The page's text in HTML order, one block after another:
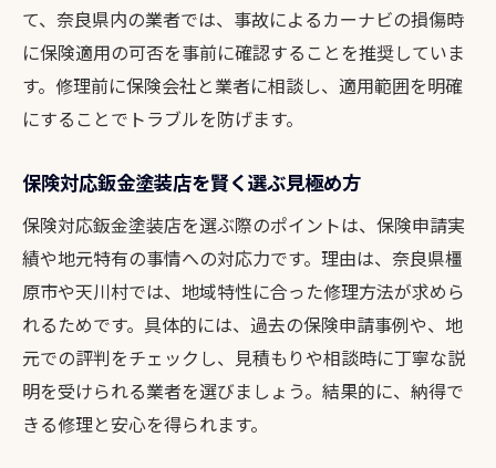
て、奈良県内の業者では、事故によるカーナビの損傷時
に保険適用の可否を事前に確認することを推奨していま
す。修理前に保険会社と業者に相談し、適用範囲を明確
にすることでトラブルを防げます。
保険対応鈑金塗装店を賢く選ぶ見極め方
保険対応鈑金塗装店を選ぶ際のポイントは、保険申請実
績や地元特有の事情への対応力です。理由は、奈良県橿
原市や天川村では、地域特性に合った修理方法が求めら
れるためです。具体的には、過去の保険申請事例や、地
元での評判をチェックし、見積もりや相談時に丁寧な説
明を受けられる業者を選びましょう。結果的に、納得で
きる修理と安心を得られます。